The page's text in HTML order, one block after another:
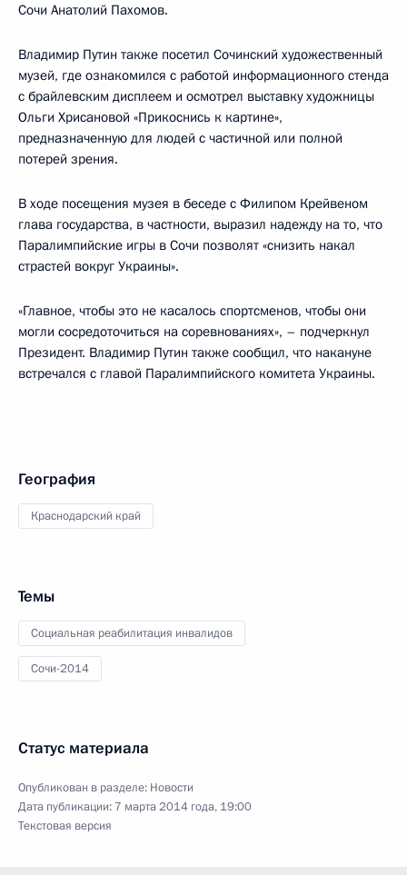
Сочи Анатолий Пахомов.
Владимир Путин также посетил Сочинский художественный
музей, где ознакомился с работой информационного стенда
с брайлевским дисплеем и осмотрел выставку художницы
Ольги Хрисановой «Прикоснись к картине»,
предназначенную для людей с частичной или полной
потерей зрения.
В ходе посещения музея в беседе с Филипом Крейвеном
глава государства, в частности, выразил надежду на то, что
Паралимпийские игры в Сочи позволят «снизить накал
страстей вокруг Украины».
«Главное, чтобы это не касалось спортсменов, чтобы они
могли сосредоточиться на соревнованиях», – подчеркнул
Президент. Владимир Путин также сообщил, что накануне
встречался с главой Паралимпийского комитета Украины.
География
Краснодарский край
Темы
Социальная реабилитация инвалидов
Сочи-2014
Статус материала
Опубликован в разделе: Новости
Дата публикации: 7 марта 2014 года, 19:00
Текстовая версия